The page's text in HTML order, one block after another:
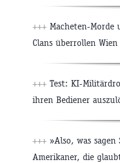
+++ Macheten-Morde
Clans überrollen Wien
+++ Test: KI-
ihren Bediener
+++ »Also, was
Amerikaner, die